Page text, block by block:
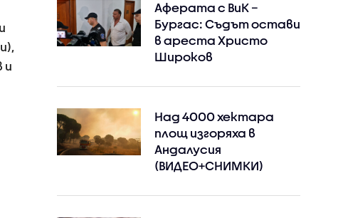
и
Аферата с ВиК –
Бургас: Съдът остави
в ареста Христо
Широков
Над 4000 хектара
площ изгоряха в
Андалусия
(ВИДЕО+СНИМКИ)